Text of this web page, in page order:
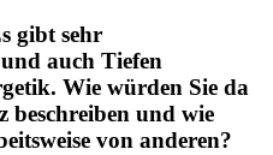
gibt sehr
auch Tiefen
Wie würden Sie da
beschreiben und wie
von anderen?